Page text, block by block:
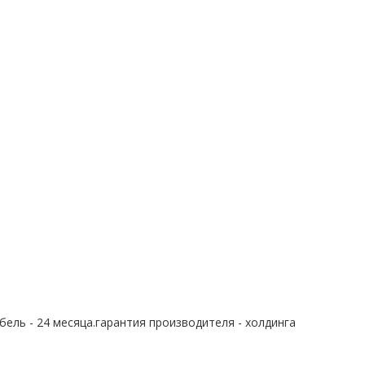
- 24 месяца.гарантия производителя - холдинга